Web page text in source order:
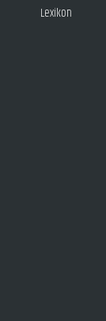
Lexikon